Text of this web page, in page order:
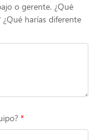
o gerente. ¿Qué
harías diferente